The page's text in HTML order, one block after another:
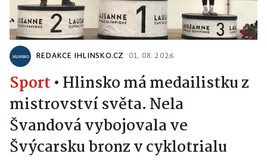
REDAKCE IHLINSKO.CZ 01. 08. 2026
Sport • Hlinsko má medailistku z
mistrovství světa. Nela
Švandová vybojovala ve
Švýcarsku bronz v cyklotrialu